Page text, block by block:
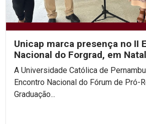
Unicap marca presença no II
Nacional do Forgrad, em Natal
A Universidade Católica de
Encontro Nacional do Fórum de Pró-
Graduação...